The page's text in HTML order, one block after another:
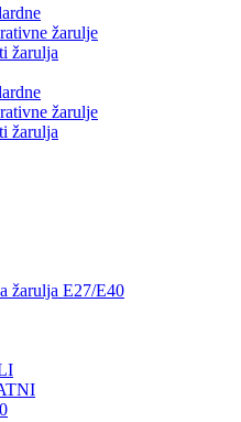
žarulje
žarulja
žarulje
žarulja
žarulja E27/E40